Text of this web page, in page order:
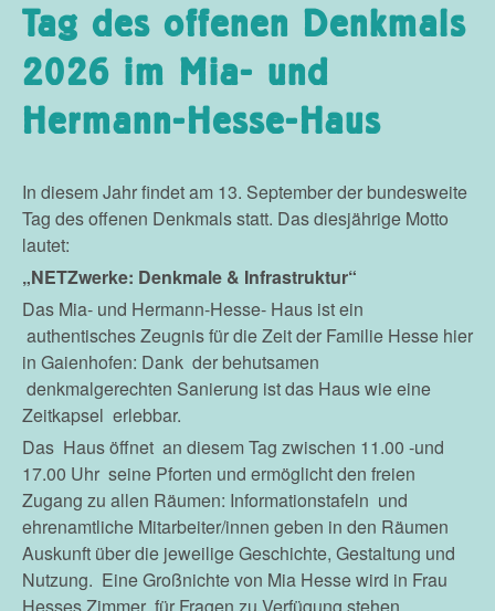
Tag des offenen Denkmals
2026 im Mia- und
Hermann-Hesse-Haus
In diesem Jahr findet am 13. September der bundesweite
Tag des offenen Denkmals statt. Das diesjährige Motto
lautet:
„NETZwerke: Denkmale & Infrastruktur“
Das Mia- und Hermann-Hesse- Haus ist ein
authentisches Zeugnis für die Zeit der Familie Hesse hier
in Gaienhofen: Dank der behutsamen
denkmalgerechten Sanierung ist das Haus wie eine
Zeitkapsel erlebbar.
Das Haus öffnet an diesem Tag zwischen 11.00 -und
17.00 Uhr seine Pforten und ermöglicht den freien
Zugang zu allen Räumen: Informationstafeln und
ehrenamtliche Mitarbeiter/innen geben in den Räumen
Auskunft über die jeweilige Geschichte, Gestaltung und
Nutzung. Eine Großnichte von Mia Hesse wird in Frau
Hesses Zimmer für Fragen zu Verfügung stehen.